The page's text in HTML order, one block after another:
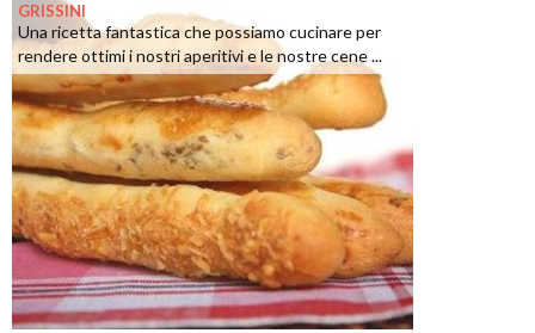
GRISSINI
Una ricetta fantastica che possiamo cucinare per
rendere ottimi i nostri aperitivi e le nostre cene ...